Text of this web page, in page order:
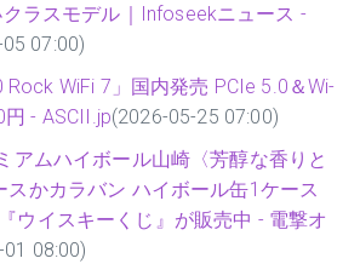
ラスモデル｜Infoseekニュース -
07:00)
WiFi 7」国内発売 PCIe 5.0＆Wi-
- ASCII.jp(2026-05-25 07:00)
アムハイボール山崎〈芳醇な香りと
スかカラバン ハイボール缶1ケース
ウイスキーくじ』が販売中 - 電撃オ
08:00)